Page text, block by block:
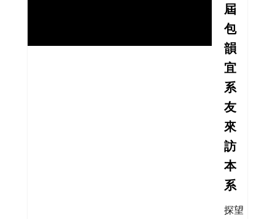
屆
包
韻
宜
系
友
來
訪
本
系
探望